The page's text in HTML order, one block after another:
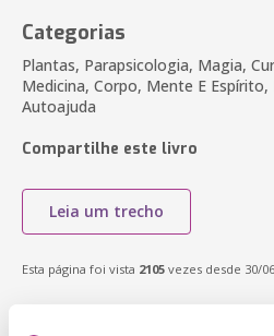
Categorias
Plantas, Parapsicologia, Magia,
Medicina, Corpo, Mente E
Autoajuda
Compartilhe este livro
Leia um trecho
Esta página foi vista 2105 vezes desde 30/